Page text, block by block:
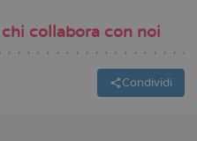
collabora con noi
Condividi